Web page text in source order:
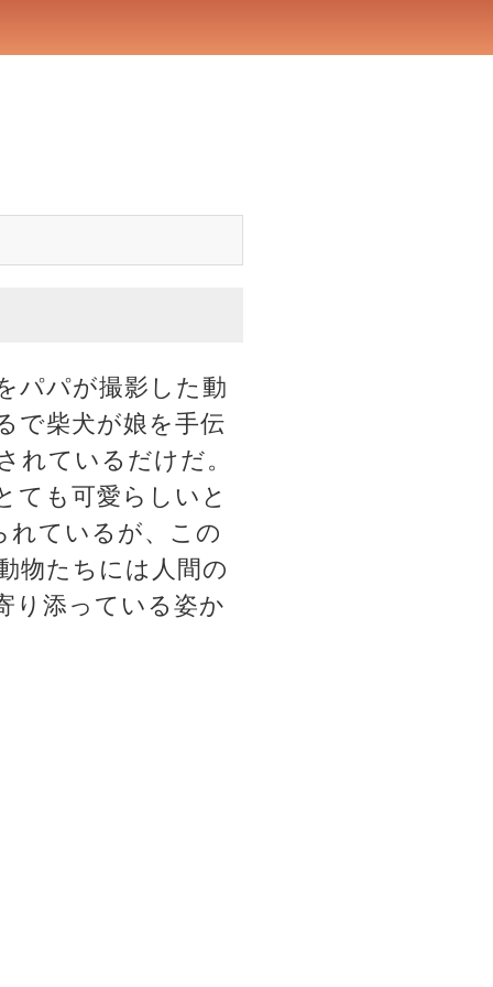
パパが撮影した動
で柴犬が娘を手伝
れているだけだ。
ても可愛らしいと
れているが、この
物たちには人間の
り添っている姿か